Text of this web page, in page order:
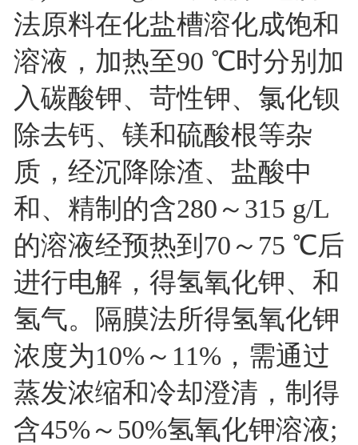
法原料在化盐槽溶化成饱和
溶液，加热至90 ℃时分别加
入碳酸钾、苛性钾、氯化钡
除去钙、镁和硫酸根等杂
质，经沉降除渣、盐酸中
和、精制的含280～315 g/L
的溶液经预热到70～75 ℃后
进行电解，得氢氧化钾、和
氢气。隔膜法所得氢氧化钾
浓度为10%～11%，需通过
蒸发浓缩和冷却澄清，制得
含45%～50%氢氧化钾溶液;